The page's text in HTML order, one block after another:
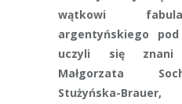
wątkowi
argentyńskiego
uczyli się znani
Małgorzata
Stużyńska-